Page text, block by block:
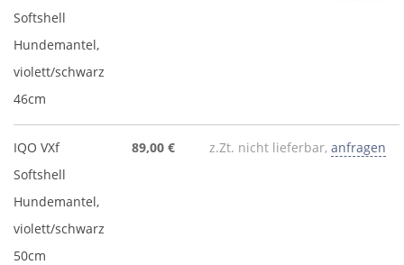
Softshell
Hundemantel,
violett/schwarz
46cm
IQO VXf
Softshell
Hundemantel,
violett/schwarz
50cm
89,00 € z.Zt. nicht lieferbar, anfragen